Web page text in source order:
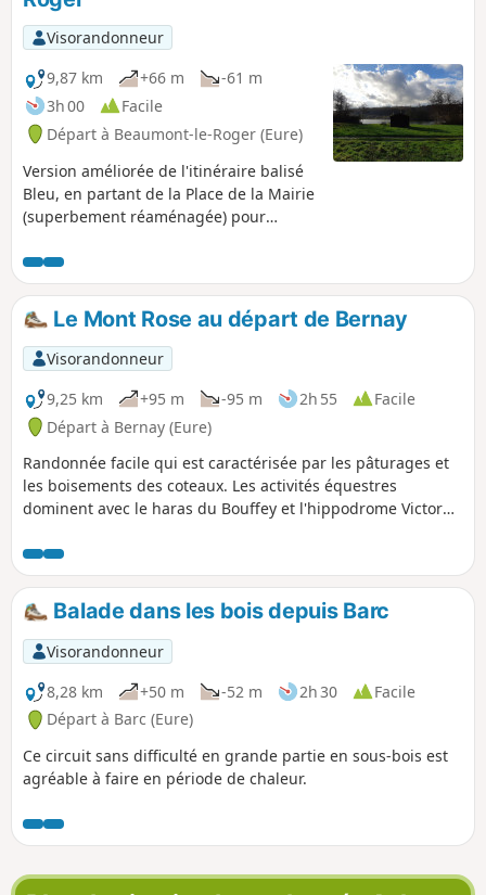
parcourt des ambiances forestières
variées et offre de belles rencontres
comme l'arbre remarquable des "Quatre
frères".
Visorandonneur
9,87 km
+66 m
-61 m
3h 00
Facile
Départ à Beaumont-le-Roger (Eure)
Version améliorée de l'itinéraire balisé
Bleu, en partant de la Place de la Mairie
(superbement réaménagée) pour
patrimoine est intéressant et mis en
valeur par les récents aménagements.
Le Mont Rose au départ de Bernay
Visorandonneur
9,25 km
+95 m -95 m 2h 55
Facile
Départ à Bernay (Eure)
Randonnée facile qui est caractérisée par les pâturages et
les boisements des coteaux. Les activités équestres
dominent avec le haras du Bouffey et l'hippodrome Victor
de parcours.
Balade dans les bois depuis Barc
Visorandonneur
8,28 km
+50 m -52 m 2h 30
Facile
Départ à Barc (Eure)
Ce circuit sans difficulté en grande partie en sous-bois est
agréable à faire en période de chaleur.